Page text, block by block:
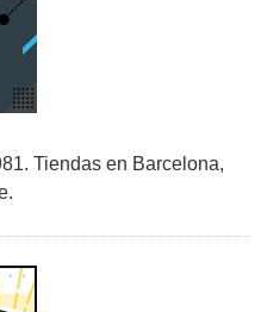
Tiendas en Barcelona,